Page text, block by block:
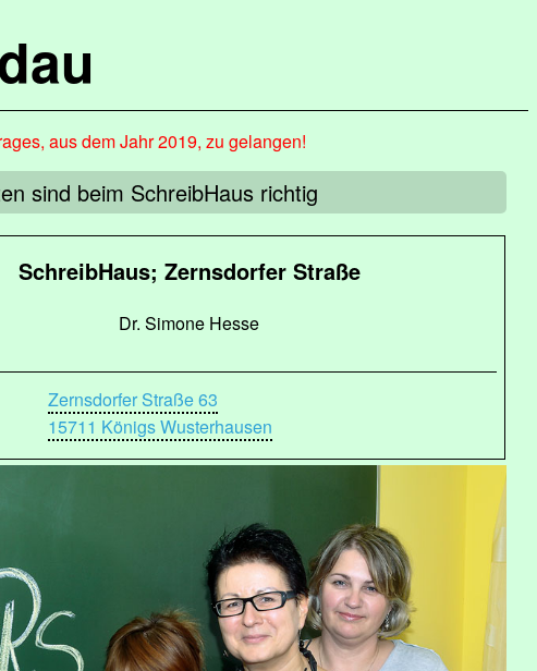
aus dem Jahr 2019, zu gelangen!
sind beim SchreibHaus richtig
SchreibHaus; Zernsdorfer Straße
Dr. Simone Hesse
Zernsdorfer Straße 63
15711 Königs Wusterhausen